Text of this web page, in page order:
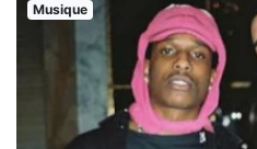
Musique